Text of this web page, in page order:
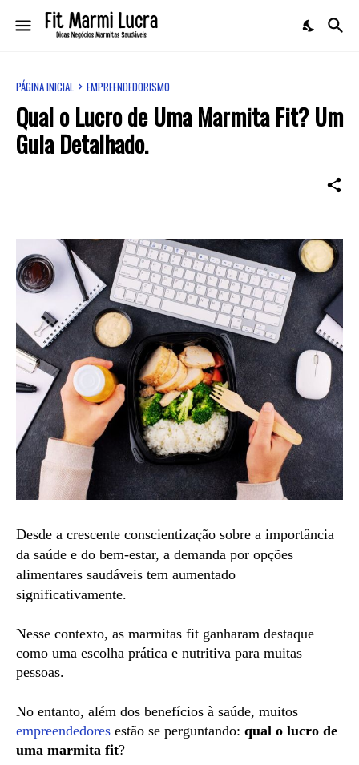
PÁGINA INICIAL EMPREENDEDORISMO
Qual o Lucro de Uma Marmita Fit? Um
Guia Detalhado.
Desde a crescente conscientização sobre a importância
da saúde e do bem-estar, a demanda por opções
alimentares saudáveis tem aumentado
significativamente.
Nesse contexto, as marmitas fit ganharam destaque
como uma escolha prática e nutritiva para muitas
pessoas.
No entanto, além dos benefícios à saúde, muitos
empreendedores estão se perguntando: qual o lucro de
uma marmita fit?